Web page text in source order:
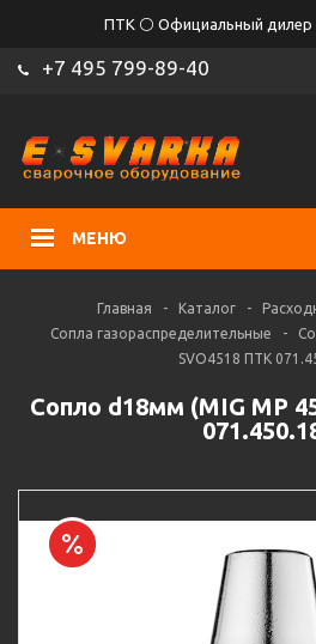
ПТК ⚪ Официальный дилер
+7 495 799-89-40
МЕНЮ
Главная - Каталог -
Сопла газораспределительные
-
SVO4518 ПТК
Сопло d18мм (MIG MP